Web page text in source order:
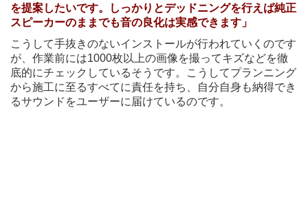
を提案したいです。しっかりとデッドニングを行えば純正
スピーカーのままでも音の良化は実感できます」
こうして手抜きのないインストールが行われていくのです
が、作業前には1000枚以上の画像を撮ってキズなどを徹
底的にチェックしているそうです。こうしてプランニング
から施工に至るすべてに責任を持ち、自分自身も納得でき
るサウンドをユーザーに届けているのです。